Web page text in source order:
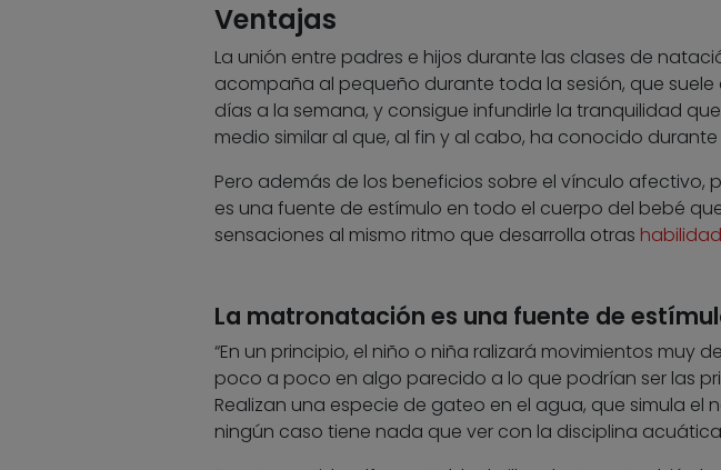
Ventajas
La unión entre padres e hijos durante las clases de
acompaña al pequeño durante toda la sesión, que
días a la semana, y consigue infundirle la tranquilidad
medio similar al que, al fin y al cabo, ha conocido
Pero además de los beneficios sobre el vínculo afectivo,
es una fuente de estímulo en todo el cuerpo del bebé
sensaciones al mismo ritmo que desarrolla otras
La matronatación es una fuente de
“En un principio, el niño o niña ralizará movimientos muy
poco a poco en algo parecido a lo que podrían ser las
Realizan una especie de gateo en el agua, que simula el
ningún caso tiene nada que ver con la disciplina